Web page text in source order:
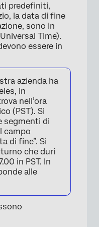
predefiniti,
la data di fine
sono in
Time).
essere in
azienda ha
in
nell’ora
(PST). Si
segmenti di
campo
di fine”. Si
che duri
in PST. In
alle